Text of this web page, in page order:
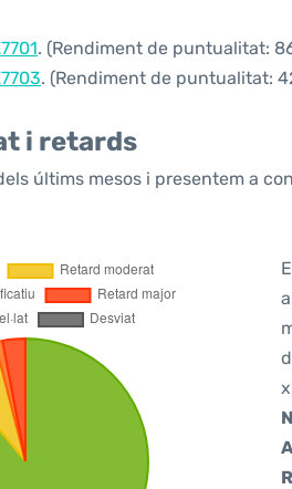
. (Rendiment de puntualitat:
. (Rendiment de puntualitat:
i retards
últims mesos i presentem a